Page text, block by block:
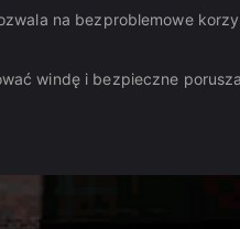
na bezproblemowe
windę i bezpieczne